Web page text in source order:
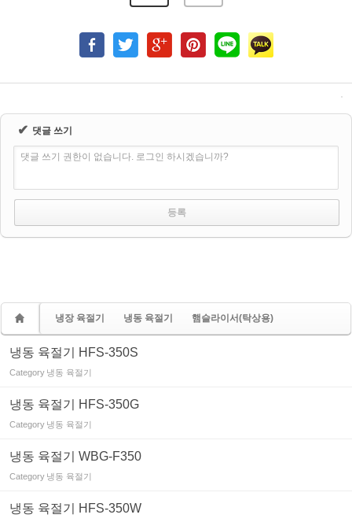
✔ 댓글 쓰기
댓글 쓰기 권한이 없습니다. 로그인 하시겠습니까?
냉장 육절기 냉동 육절기 햄슬라이서(탁상용)
냉동 육절기 HFS-350S
Category 냉동 육절기
냉동 육절기 HFS-350G
Category 냉동 육절기
냉동 육절기 WBG-F350
Category 냉동 육절기
냉동 육절기 HFS-350W